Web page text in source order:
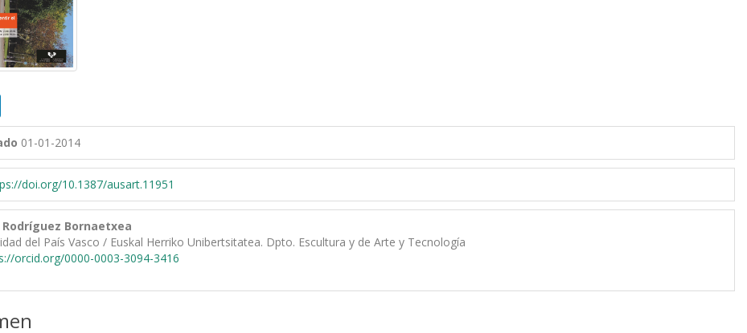
01-01-2014
doi.org/10.1387/ausart.11951
Bornaetxea
del País Vasco / Euskal Herriko Unibertsitatea. Dpto. Escultura y de Arte y Tecnología
orcid.org/0000-0003-3094-3416